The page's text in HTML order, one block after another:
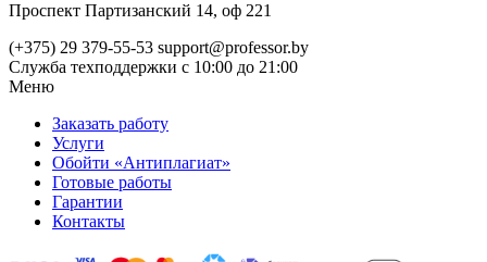
Проспект Партизанский 14, оф 221
(+375) 29 379-55-53 support@professor.by
Служба техподдержки с 10:00 до 21:00
Меню
Заказать работу
Услуги
Обойти «Антиплагиат»
Готовые работы
Гарантии
Контакты